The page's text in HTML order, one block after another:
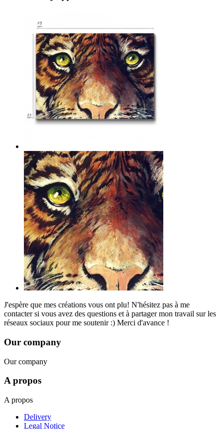
J'espère que mes créations vous ont plu! N'hésitez pas à me
contacter si vous avez des questions et à partager mon travail sur les
réseaux sociaux pour me soutenir :) Merci d'avance !
Our company
Our company
A propos
A propos
Delivery
Legal Notice